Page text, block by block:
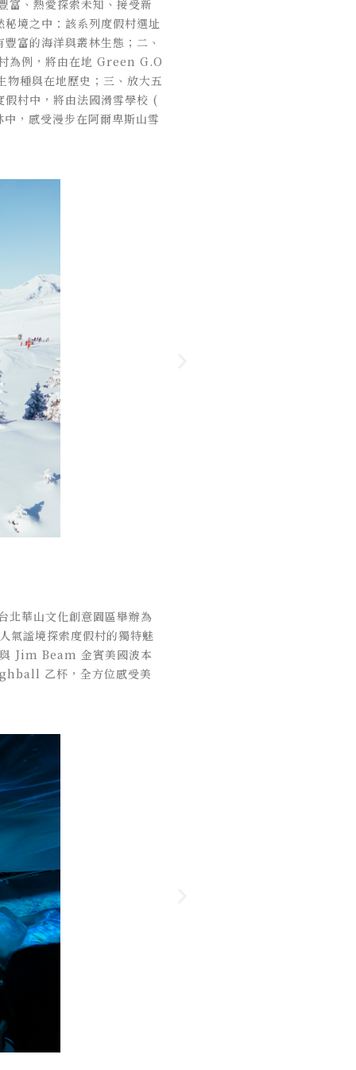
富、熱愛探索未知、接受新
境之中：該系列度假村選址
富的海洋與叢林生態；二、
為例，將由在地 Green G.O
種與在地歷史；三、放大五
假村中，將由法國滑雪學校 (
，感受漫步在阿爾卑斯山雪
華山文化創意園區舉辦為
謐境探索度假村的獨特魅
Jim Beam 金賓美國波本
乙杯，全方位感受美